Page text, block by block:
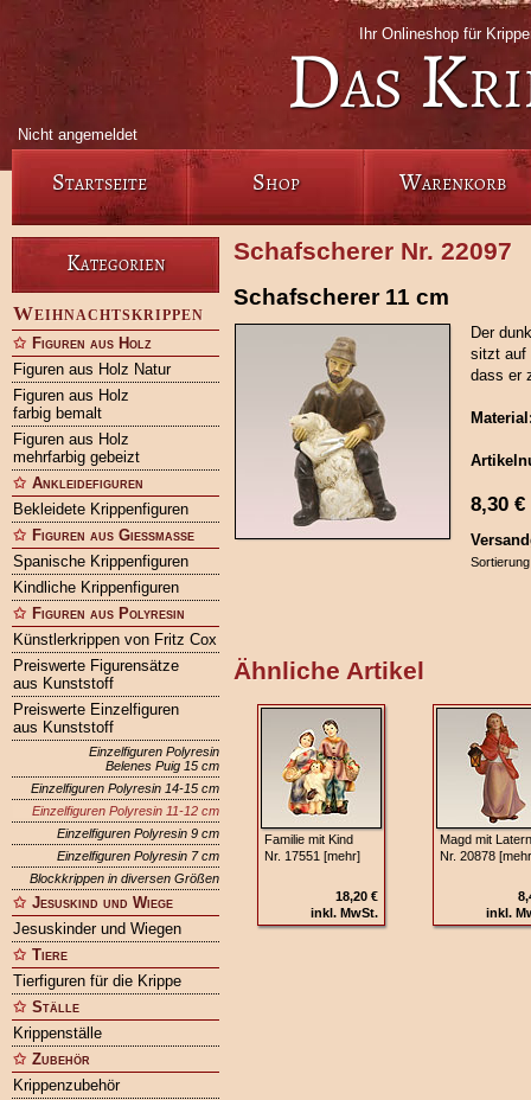
Ihr Onlineshop für
Das
Nicht angemeldet
Startseite Shop Warenkorb
Kategorien
Weihnachtskrippen
Figuren aus Holz
Figuren aus Holz Natur
Figuren aus Holz
farbig bemalt
Figuren aus Holz
mehrfarbig gebeizt
Ankleidefiguren
Bekleidete Krippenfiguren
Figuren aus Gießmasse
Spanische Krippenfiguren
Kindliche Krippenfiguren
Figuren aus Polyresin
Künstlerkrippen von Fritz Cox
Preiswerte Figurensätze
aus Kunststoff
Preiswerte Einzelfiguren
aus Kunststoff
Einzelfiguren Polyresin
Belenes Puig 15 cm
Einzelfiguren Polyresin 14-15 cm
Einzelfiguren Polyresin 11-12 cm
Einzelfiguren Polyresin 9 cm
Einzelfiguren Polyresin 7 cm
Blockkrippen in diversen Größen
Jesuskind und Wiege
Jesuskinder und Wiegen
Tiere
Tierfiguren für die Krippe
Ställe
Krippenställe
Zubehör
Krippenzubehör
Schafscherer Nr. 22097
Schafscherer 11 cm
Der
sitzt auf
dass er
8,30 €
Ähnliche Artikel
Familie mit Kind
Nr. 17551 [mehr]
18,20 €
inkl. MwSt.
Magd mit
Nr. 20878
inkl.